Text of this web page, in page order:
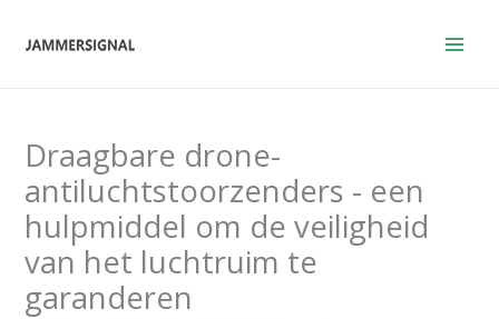
naar
Draagbare drone-
antiluchtstoorzenders - een
hulpmiddel om de veiligheid
van het luchtruim te
garanderen